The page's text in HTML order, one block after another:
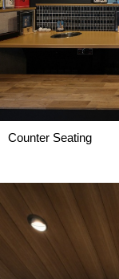
Counter Seating